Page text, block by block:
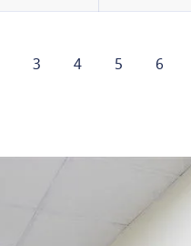
3 4 5 6